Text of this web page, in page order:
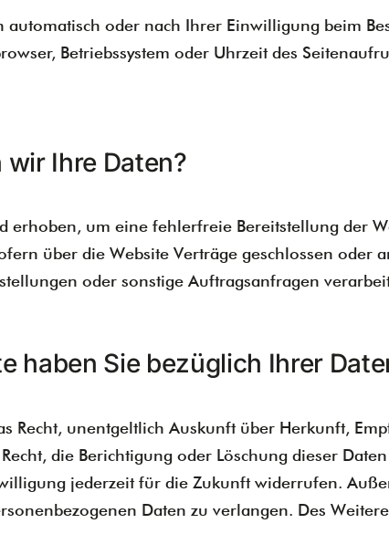
automatisch oder nach Ihrer Einwilligung beim
Betriebssystem oder Uhrzeit des
Ihre Daten?
erhoben, um eine fehlerfreie Bereitstellung der
über die Website Verträge geschlossen
oder sonstige Auftragsanfragen
haben Sie bezüglich Ihrer
Recht, unentgeltlich Auskunft über Herkunft,
die Berichtigung oder Löschung dieser
jederzeit für die Zukunft widerrufen.
Daten zu verlangen. Des